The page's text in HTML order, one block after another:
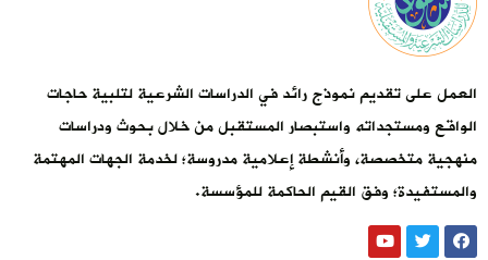
العمل على تقديم نموذج رائد في الدراسات الشرعية لتلبية حاجات
الواقع ومستجداته واستبصار المستقبل من خلال بحوث ودراسات
منهجية متخصصة، وأنشطة إعلامية مدروسة؛ لخدمة الجهات المهتمة
والمستفيدة؛ وفق القيم الحاكمة للمؤسسة.